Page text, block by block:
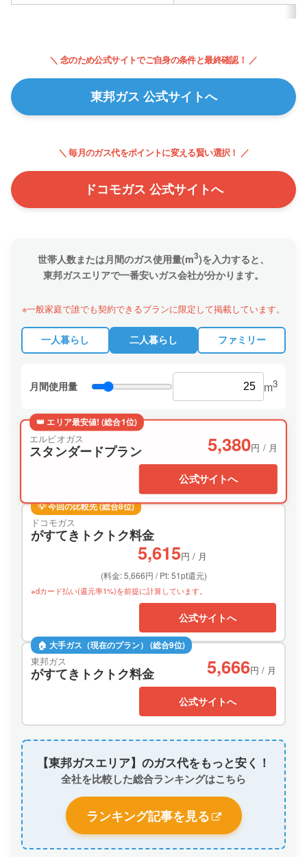
＼ 念のため公式サイトでご自身の条件と最終確認！ ／
東邦ガス 公式サイトへ
＼ 毎月のガス代をポイントに変える賢い選択！ ／
ドコモガス 公式サイトへ
世帯人数または月間のガス使用量(m3)を入力すると、
東邦ガスエリアで一番安いガス会社が分かります。
※一般家庭で誰でも契約できるプランに限定して掲載しています。
一人暮らし 二人暮らし ファミリー
月間使用量 m3
👑 エリア最安値! (総合1位)
エルピオガス
スタンダードプラン 5,380円 / 月
公式サイトへ
💡 今回の比較先 (総合8位)
ドコモガス
がすてきトクトク料金
5,615円 / 月
(料金: 5,666円 / Pt: 51pt還元)
※dカード払い(還元率1%)を前提に計算しています。
公式サイトへ
🏠 大手ガス（現在のプラン） (総合9位)
東邦ガス
がすてきトクトク料金 5,666円 / 月
公式サイトへ
【東邦ガスエリア】のガス代をもっと安く！
全社を比較した総合ランキングはこちら
ランキング記事を見る